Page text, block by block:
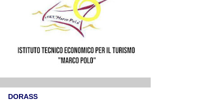
DORASS